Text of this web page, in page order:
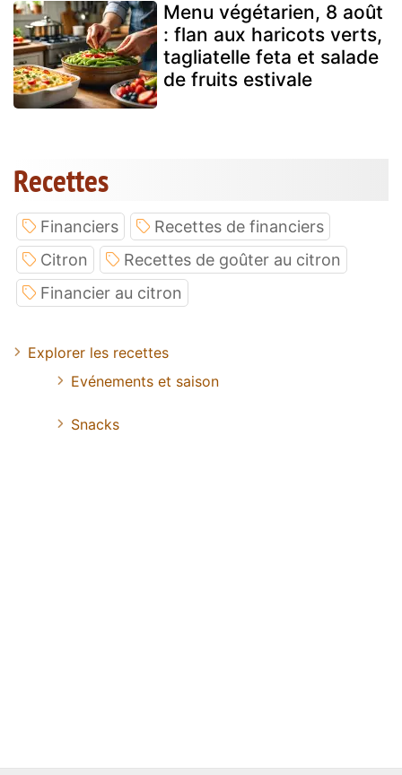
Menu végétarien, 8 août
: flan aux haricots verts,
tagliatelle feta et salade
de fruits estivale
Recettes
Financiers
Recettes de financiers
Citron
Recettes de goûter au citron
Financier au citron
Explorer les recettes
Evénements et saison
Snacks